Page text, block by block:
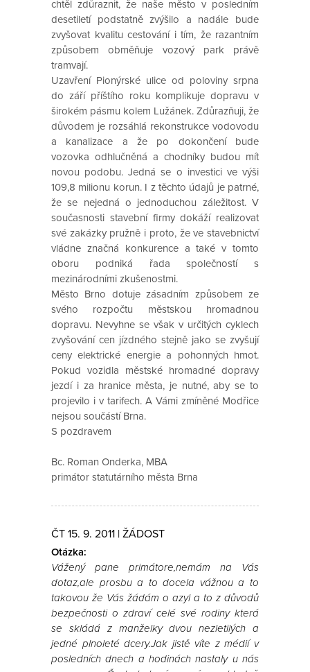
chtěl zdůraznit, že naše město v posledním
desetiletí podstatně zvýšilo a nadále bude
zvyšovat kvalitu cestování i tím, že razantním
způsobem obměňuje vozový park právě
tramvají.
Uzavření Pionýrské ulice od poloviny srpna
do září příštího roku komplikuje dopravu v
širokém pásmu kolem Lužánek. Zdůrazňuji, že
důvodem je rozsáhlá rekonstrukce vodovodu
a kanalizace a že po dokončení bude
vozovka odhlučněná a chodníky budou mít
novou podobu. Jedná se o investici ve výši
109,8 milionu korun. I z těchto údajů je patrné,
že se nejedná o jednoduchou záležitost. V
současnosti stavební firmy dokáží realizovat
své zakázky pružně i proto, že ve stavebnictví
vládne značná konkurence a také v tomto
oboru podniká řada společností s
mezinárodními zkušenostmi.
Město Brno dotuje zásadním způsobem ze
svého rozpočtu městskou hromadnou
dopravu. Nevyhne se však v určitých cyklech
zvyšování cen jízdného stejně jako se zvyšují
ceny elektrické energie a pohonných hmot.
Pokud vozidla městské hromadné dopravy
jezdí i za hranice města, je nutné, aby se to
projevilo i v tarifech. A Vámi zmíněné Modřice
nejsou součástí Brna.
S pozdravem
Bc. Roman Onderka, MBA
primátor statutárního města Brna
ČT 15. 9. 2011 | ŽÁDOST
Otázka:
Vážený pane primátore,nemám na Vás
dotaz,ale prosbu a to docela vážnou a to
takovou že Vás žádám o azyl a to z důvodů
bezpečnosti o zdraví celé své rodiny která
se skládá z manželky dvou nezletilých a
jedné plnoleté dcery.Jak jistě víte z médií v
posledních dnech a hodinách nastaly u nás